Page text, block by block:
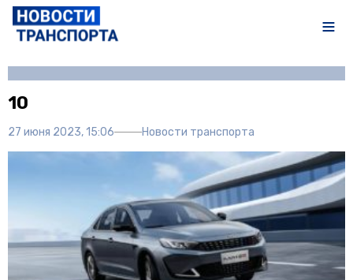
10
27 июня 2023, 15:06 Новости транспорта